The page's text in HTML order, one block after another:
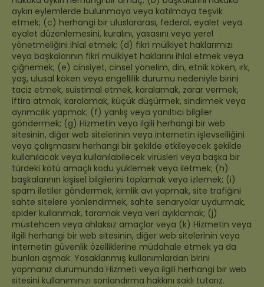
aykırı eylemlerde bulunmaya veya katılmaya teşvik
etmek; (c) herhangi bir uluslararası, federal, eyalet veya
eyalet düzenlemesini, kuralını, yasasını veya yerel
yönetmeliğini ihlal etmek; (d) fikri mülkiyet haklarımızı
veya başkalarının fikri mülkiyet haklarını ihlal etmek veya
çiğnemek; (e) cinsiyet, cinsel yönelim, din, etnik köken, ırk,
yaş, ulusal köken veya engellilik durumu nedeniyle birini
taciz etmek, suistimal etmek, karalamak, zarar vermek,
iftira atmak, karalamak, küçük düşürmek, sindirmek veya
ayrımcılık yapmak; (f) yanlış veya yanıltıcı bilgiler
göndermek; (g) Hizmetin veya ilgili herhangi bir web
sitesinin, diğer web sitelerinin veya internetin işlevselliğini
veya çalışmasını herhangi bir şekilde etkileyecek şekilde
kullanılacak veya kullanılabilecek virüsleri veya başka bir
türdeki kötü amaçlı kodu yüklemek veya iletmek; (h)
başkalarının kişisel bilgilerini toplamak veya izlemek; (i)
spam iletiler göndermek, kimlik avı yapmak, site trafiğini
sahte sitelere yönlendirmek, sahte senaryolar uydurmak,
spider kullanmak, taramak veya veri ayıklamak; (j)
müstehcen veya ahlaksız amaçlar veya (k) Hizmetin veya
ilgili herhangi bir web sitesinin, diğer web sitelerinin veya
internetin güvenlik özelliklerine müdahale etmek ya da
bunları aşmak. Yasaklanmış kullanımlardan birini
yapmanız durumunda Hizmeti veya ilgili herhangi bir web
sitesini kullanımınızı sonlandırma hakkını saklı tutarız.